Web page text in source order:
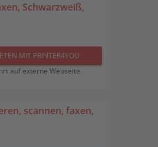
Schwarzweiß,
MIT PRINTER4YOU
auf externe Webseite.
scannen, faxen,